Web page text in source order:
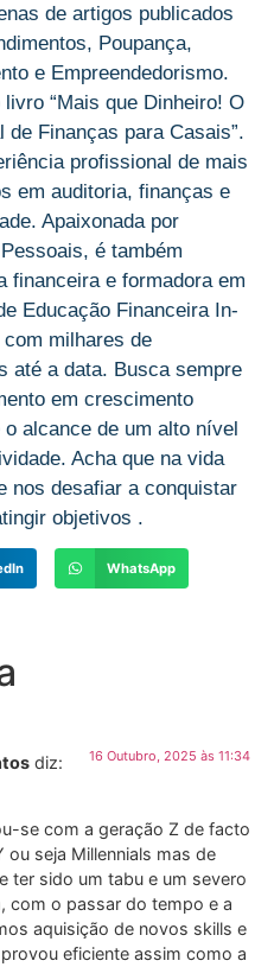
de artigos publicados
Poupança,
e Empreendedorismo.
livro “Mais que Dinheiro! O
de Finanças para Casais”.
profissional de mais
em auditoria, finanças e
Apaixonada por
é também
financeira e formadora em
Educação Financeira In-
milhares de
até a data. Busca sempre
em crescimento
o alcance de um alto nível
Acha que na vida
nos desafiar a conquistar
objetivos .
WhatsApp
diz: 16 Outubro, 2025 às 11:34
se com a geração Z de facto
seja Millennials mas de
ter sido um tabu e um severo
com o passar do tempo e a
aquisição de novos skills e
eficiente assim como a